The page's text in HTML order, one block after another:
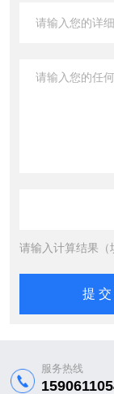
请输入计算结果（
服务热线